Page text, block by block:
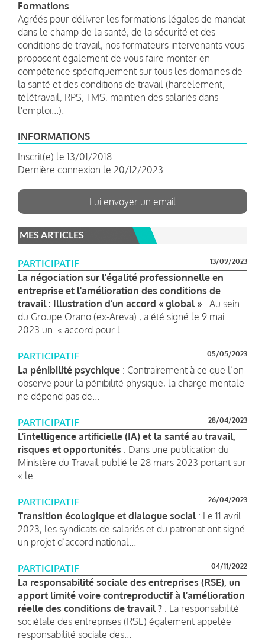
Formations
Agréés pour délivrer les formations légales de mandat
dans le champ de la santé, de la sécurité et des
conditions de travail, nos formateurs intervenants vous
proposent également de vous faire monter en
compétence spécifiquement sur tous les domaines de
la santé et des conditions de travail (harcèlement,
télétravail, RPS, TMS, maintien des salariés dans
l'emploi...).
INFORMATIONS
Inscrit(e) le 13/01/2018
Dernière connexion le 20/12/2023
Lui envoyer un email
MES ARTICLES
PARTICIPATIF 13/09/2023
La négociation sur l'égalité professionnelle en
entreprise et l'amélioration des conditions de
travail : Illustration d’un accord « global » : Au sein
du Groupe Orano (ex-Areva) , a été signé le 9 mai
2023 un « accord pour l...
PARTICIPATIF 05/05/2023
La pénibilité psychique : Contrairement à ce que l’on
observe pour la pénibilité physique, la charge mentale
ne dépend pas de...
PARTICIPATIF 28/04/2023
L’intelligence artificielle (IA) et la santé au travail,
risques et opportunités : Dans une publication du
Ministère du Travail publié le 28 mars 2023 portant sur
« le...
PARTICIPATIF 26/04/2023
Transition écologique et dialogue social: Le 11 avril
2023, les syndicats de salariés et du patronat ont signé
un projet d’accord national...
PARTICIPATIF 04/11/2022
La responsabilité sociale des entreprises (RSE), un
apport limité voire contreproductif à l’amélioration
réelle des conditions de travail ? : La responsabilité
sociétale des entreprises (RSE) également appelée
responsabilité sociale des...